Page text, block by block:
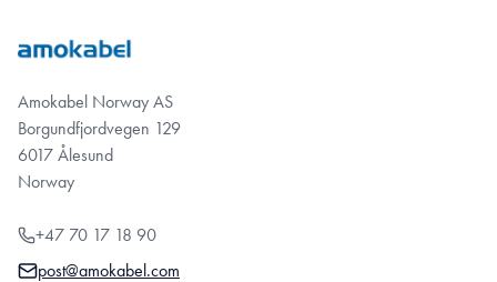
Amokabel Norway AS
Borgundfjordvegen 129
6017 Ålesund
Norway
+47 70 17 18 90
post@amokabel.com